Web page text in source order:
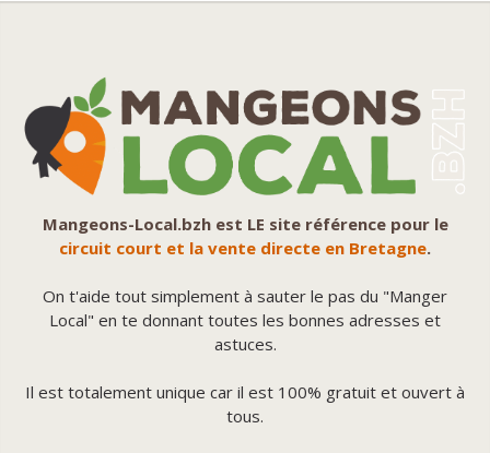
Mangeons-Local.bzh est LE site référence pour le
circuit court et la vente directe en Bretagne.
On t'aide tout simplement à sauter le pas du "Manger
Local" en te donnant toutes les bonnes adresses et
astuces.
Il est totalement unique car il est 100% gratuit et ouvert à
tous.